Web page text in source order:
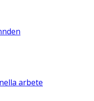
arbete